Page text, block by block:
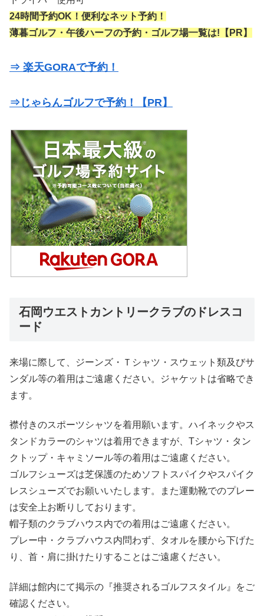
24時間予約OK！便利なネット予約！
薄暮ゴルフ・午後ハーフの予約・ゴルフ場一覧は!【PR】
⇒ 楽天GORAで予約！
⇒じゃらんゴルフで予約！【PR】
石岡ウエストカントリークラブのドレスコ
ード
来場に際して、ジーンズ・Ｔシャツ・スウェット類及びサ
ンダル等の着用はご遠慮ください。ジャケットは省略でき
ます。
襟付きのスポーツシャツを着用願います。ハイネックやス
タンドカラーのシャツは着用できますが、Tシャツ・タン
クトップ・キャミソール等の着用はご遠慮ください。
ゴルフシューズは芝保護のためソフトスパイクやスパイク
レスシューズでお願いいたします。また運動靴でのプレー
は安全上お断りしております。
帽子類のクラブハウス内での着用はご遠慮ください。
プレー中・クラブハウス内問わず、タオルを腰から下げた
り、首・肩に掛けたりすることはご遠慮ください。
詳細は館内にて掲示の『推奨されるゴルフスタイル』をご
確認ください。